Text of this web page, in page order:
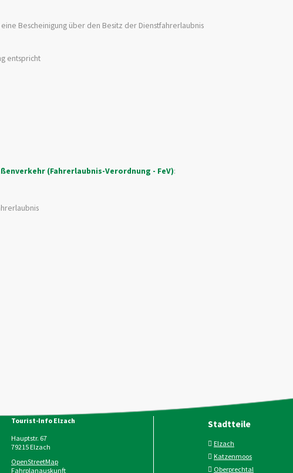
Bescheinigung über den Besitz der Dienstfahrerlaubnis
entspricht
(Fahrerlaubnis-Verordnung - FeV):
Tourist-Info Elzach
Hauptstr. 67
79215Elzach
OpenStreetMap
Fahrplanauskunft
Stadtteile
Elzach
Katzenmoos
Oberprechtal